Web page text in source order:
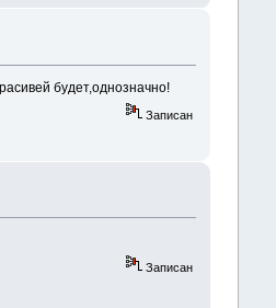
будет,однозначно!
Записан
Записан